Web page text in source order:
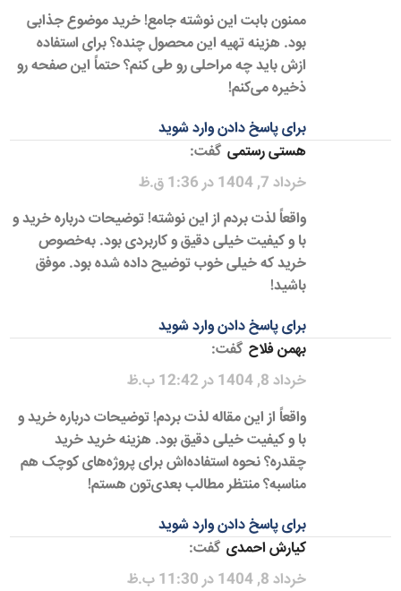
ممنون بابت این نوشته جامع! خرید موضوع جذابی
بود. هزینه تهیه این محصول چنده؟ برای استفاده
ازش باید چه مراحلی رو طی کنم؟ حتماً این صفحه رو
ذخیره می‌کنم!
برای پاسخ دادن وارد شوید
هستی رستمی گفت:
خرداد 7, 1404 در 1:36 ق.ظ
واقعاً لذت بردم از این نوشته! توضیحات درباره خرید و
با و کیفیت خیلی دقیق و کاربردی بود. به‌خصوص
خرید که خیلی خوب توضیح داده شده بود. موفق
باشید!
برای پاسخ دادن وارد شوید
بهمن فلاح گفت:
خرداد 8, 1404 در 12:42 ب.ظ
واقعاً از این مقاله لذت بردم! توضیحات درباره خرید و
با و کیفیت خیلی دقیق بود. هزینه خرید خرید
چقدره؟ نحوه استفاده‌اش برای پروژه‌های کوچک هم
مناسبه؟ منتظر مطالب بعدی‌تون هستم!
برای پاسخ دادن وارد شوید
کیارش احمدی گفت:
خرداد 8, 1404 در 11:30 ب.ظ